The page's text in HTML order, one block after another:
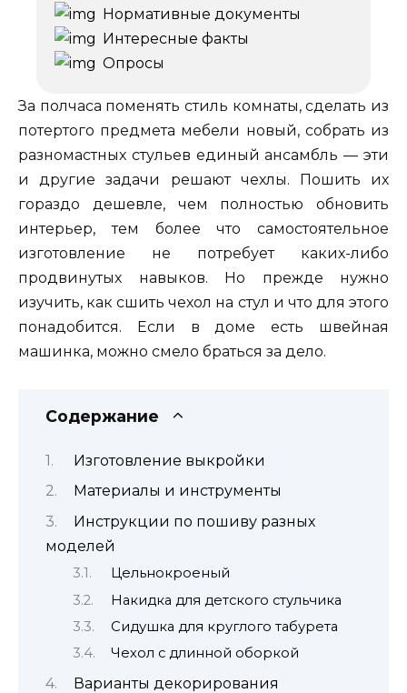
Нормативные документы
Интересные факты
Опросы
За полчаса поменять стиль комнаты, сделать из
потертого предмета мебели новый, собрать из
разномастных стульев единый ансамбль — эти
и другие задачи решают чехлы. Пошить их
гораздо дешевле, чем полностью обновить
интерьер, тем более что самостоятельное
изготовление не потребует каких-либо
продвинутых навыков. Но прежде нужно
изучить, как сшить чехол на стул и что для этого
понадобится. Если в доме есть швейная
машинка, можно смело браться за дело.
Содержание
Изготовление выкройки
Материалы и инструменты
Инструкции по пошиву разных
моделей
Цельнокроеный
Накидка для детского стульчика
Сидушка для круглого табурета
Чехол с длинной оборкой
Варианты декорирования